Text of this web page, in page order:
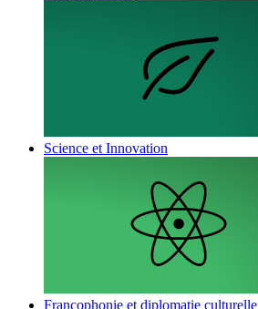
Science et Innovation
Francophonie et diplomatie culturelle